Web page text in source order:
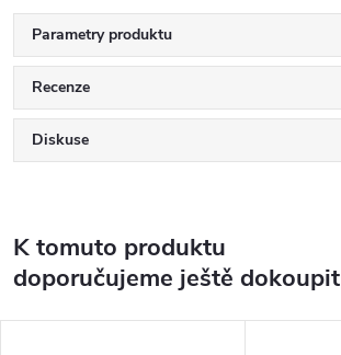
Parametry produktu
Recenze
Diskuse
K tomuto produktu
doporučujeme ještě dokoupit